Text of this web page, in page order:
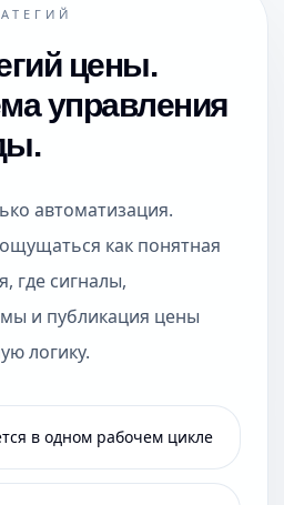
цены.
управления
автоматизация.
как понятная
где сигналы,
и публикация цены
логику.
в одном рабочем цикле